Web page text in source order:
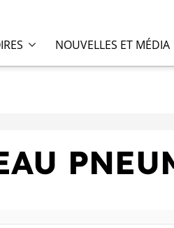
NOUVELLES ET MÉDIA